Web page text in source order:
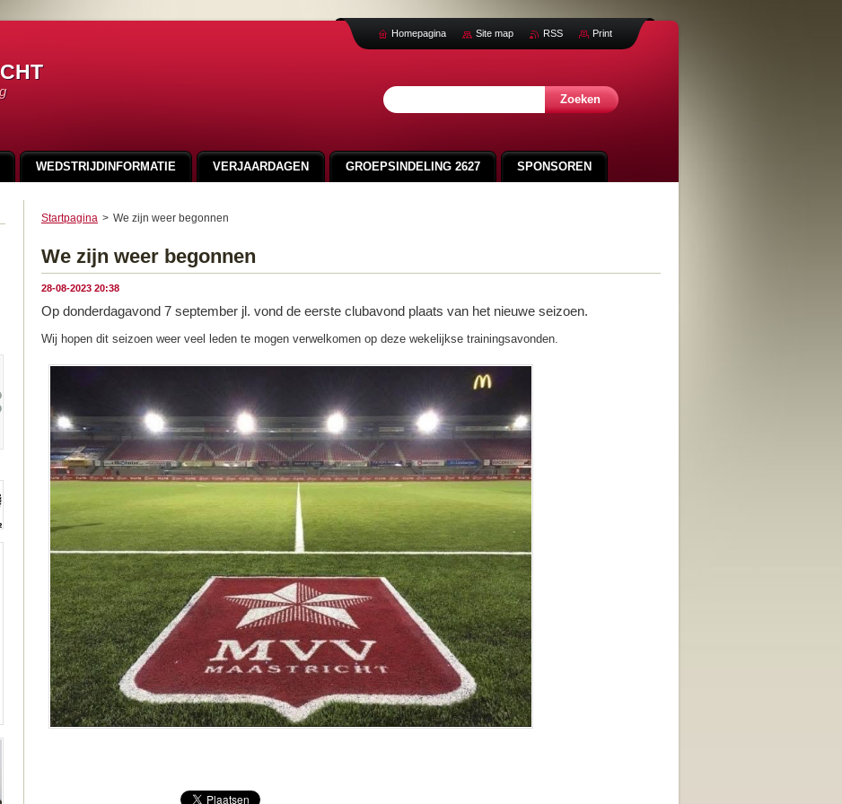
Startpagina > We zijn weer begonnen
We zijn weer begonnen
28-08-2023 20:38
Op donderdagavond 7 september jl. vond de eerste clubavond plaats van het nieuwe seizoen.
Wij hopen dit seizoen weer veel leden te mogen verwelkomen op deze wekelijkse trainingsavonden.
WEDSTRIJDINFORMATIE VERJAARDAGEN GROEPSINDELING 2627 SPONSOREN
Homepagina Site map RSS Print